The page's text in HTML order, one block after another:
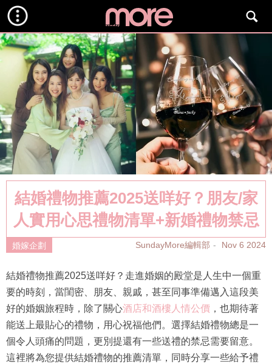
結婚禮物推薦2025送咩好？朋友/家
人實用心思禮物清單+新婚禮物禁忌
婚嫁企劃 SundayMore編輯部 Nov 6 2024
結婚禮物推薦2025送咩好？走進婚姻的殿堂是人生中一個重
要的時刻，當閨密、朋友、親戚，甚至同事準備邁入這段美
好的婚姻旅程時，除了關心酒店和酒樓人情公價 ，也期待著
能送上最貼心的禮物，用心祝福他們。選擇結婚禮物總是一
個令人頭痛的問題，更別提還有一些送禮的禁忌需要留意。
這裡將為您提供結婚禮物的推薦清單，同時分享一些給予禮